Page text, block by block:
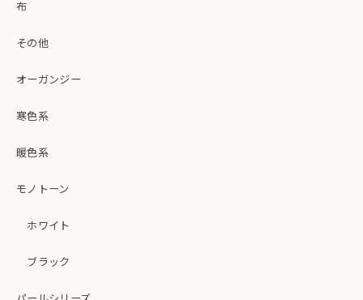
布
その他
オーガンジー
寒色系
暖色系
モノトーン
ホワイト
ブラック